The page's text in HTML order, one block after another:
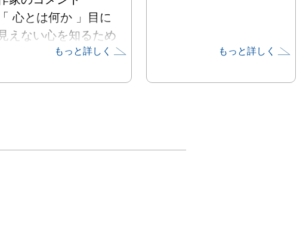
「 心とは何か 」目に
見えない心を知るため
にどうしたらいいのだ
もっと詳しく もっと詳しく